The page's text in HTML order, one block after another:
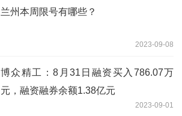
兰州本周限号有哪些？
2023-09-08
博众精工：8月31日融资买入786.07万
元，融资融券余额1.38亿元
2023-09-01